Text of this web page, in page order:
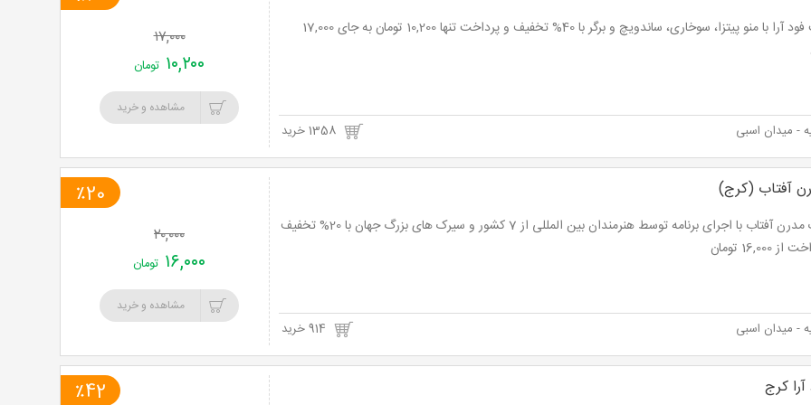
فست فود آرا با منو پیتزا، سوخاری، ساندویچ و برگر با 40% تخفیف و پرداخت تنها 10,200 تومان به جای 17,000
- میدان اسبی 1358 خرید
۱۷,۰۰۰
۱۰,۲۰۰ تومان
مشاهده و خرید
آفتاب (کرج)
سیرک مدرن آفتاب با اجرای برنامه توسط هنرمندان بین المللی از 7 کشور و سیرک های بزرگ جهان با 20% تخفیف
16,000 تومان
- میدان اسبی
٪20
۲۰,۰۰۰
۱۶,۰۰۰ تومان
مشاهده و خرید
کرج ٪42